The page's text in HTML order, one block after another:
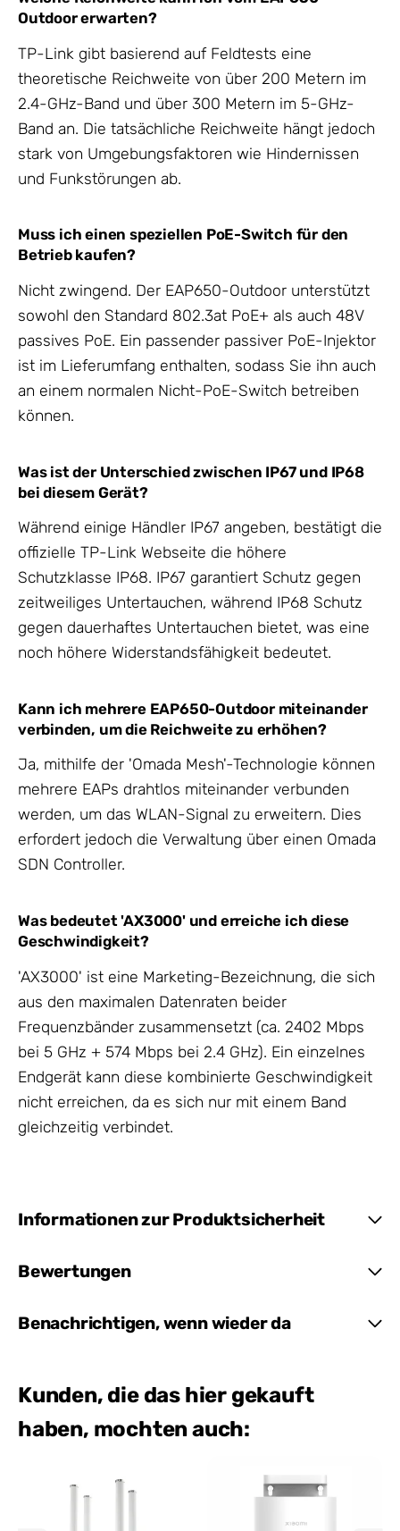
Outdoor erwarten?
TP-Link gibt basierend auf Feldtests eine
theoretische Reichweite von über 200 Metern im
2.4-GHz-Band und über 300 Metern im 5-GHz-
Band an. Die tatsächliche Reichweite hängt jedoch
stark von Umgebungsfaktoren wie Hindernissen
und Funkstörungen ab.
Muss ich einen speziellen PoE-Switch für den
Betrieb kaufen?
Nicht zwingend. Der EAP650-Outdoor unterstützt
sowohl den Standard 802.3at PoE+ als auch 48V
passives PoE. Ein passender passiver PoE-Injektor
ist im Lieferumfang enthalten, sodass Sie ihn auch
an einem normalen Nicht-PoE-Switch betreiben
können.
Was ist der Unterschied zwischen IP67 und IP68
bei diesem Gerät?
Während einige Händler IP67 angeben, bestätigt die
offizielle TP-Link Webseite die höhere
Schutzklasse IP68. IP67 garantiert Schutz gegen
zeitweiliges Untertauchen, während IP68 Schutz
gegen dauerhaftes Untertauchen bietet, was eine
noch höhere Widerstandsfähigkeit bedeutet.
Kann ich mehrere EAP650-Outdoor miteinander
verbinden, um die Reichweite zu erhöhen?
Ja, mithilfe der 'Omada Mesh'-Technologie können
mehrere EAPs drahtlos miteinander verbunden
werden, um das WLAN-Signal zu erweitern. Dies
erfordert jedoch die Verwaltung über einen Omada
SDN Controller.
Was bedeutet 'AX3000' und erreiche ich diese
Geschwindigkeit?
'AX3000' ist eine Marketing-Bezeichnung, die sich
aus den maximalen Datenraten beider
Frequenzbänder zusammensetzt (ca. 2402 Mbps
bei 5 GHz + 574 Mbps bei 2.4 GHz). Ein einzelnes
Endgerät kann diese kombinierte Geschwindigkeit
nicht erreichen, da es sich nur mit einem Band
gleichzeitig verbindet.
Informationen zur Produktsicherheit
Bewertungen
Benachrichtigen, wenn wieder da
Kunden, die das hier gekauft
haben, mochten auch: